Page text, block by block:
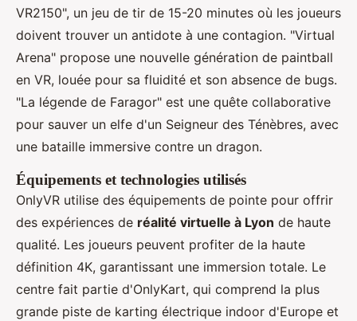
VR2150", un jeu de tir de 15-20 minutes où les joueurs
doivent trouver un antidote à une contagion. "Virtual
Arena" propose une nouvelle génération de paintball
en VR, louée pour sa fluidité et son absence de bugs.
"La légende de Faragor" est une quête collaborative
pour sauver un elfe d'un Seigneur des Ténèbres, avec
une bataille immersive contre un dragon.
Équipements et technologies utilisés
OnlyVR utilise des équipements de pointe pour offrir
des expériences de réalité virtuelle à Lyon de haute
qualité. Les joueurs peuvent profiter de la haute
définition 4K, garantissant une immersion totale. Le
centre fait partie d'OnlyKart, qui comprend la plus
grande piste de karting électrique indoor d'Europe et